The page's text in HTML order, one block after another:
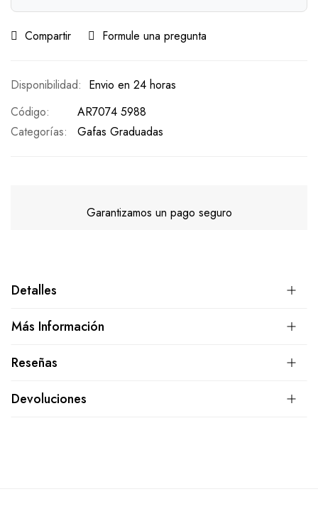
Compartir Formule una pregunta
Envio en 24 horas
Código
AR7074 5988
Categorías:
Gafas Graduadas
Garantizamos un pago seguro
Detalles
Más Información
Reseñas
Devoluciones